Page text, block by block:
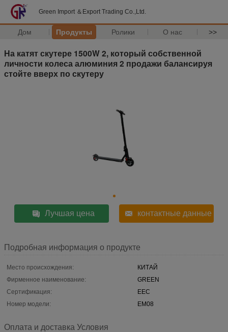
Green Import ＆Export Trading Co.,Ltd.
Дом Продукты Ролики О нас >>
На катят скутере 1500W 2, который собственной
личности колеса алюминия 2 продажи балансируя
стойте вверх по скутеру
Лучшая цена контактные данные
Подробная информация о продукте
Место происхождения:
КИТАЙ
Фирменное наименование:
GREEN
Сертификация:
EEC
Номер модели:
EM08
Оплата и доставка Условия